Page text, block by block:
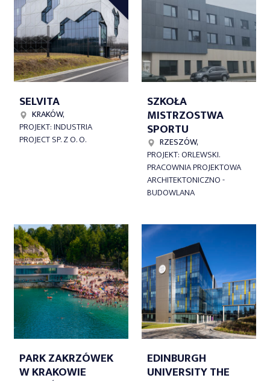
SELVITA
KRAKÓW,
PROJEKT: INDUSTRIA
PROJECT SP. Z O. O.
SZKOŁA
MISTRZOSTWA
SPORTU
RZESZÓW,
PROJEKT: ORLEWSKI.
PRACOWNIA PROJEKTOWA
ARCHITEKTONICZNO -
BUDOWLANA
PARK ZAKRZÓWEK
W KRAKOWIE
EDINBURGH
UNIVERSITY THE